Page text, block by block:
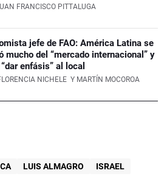
FRANCISCO PITTALUGA
jefe de FAO: América Latina se
mucho del “mercado internacional” y
enfásis” al local
NICHELE Y MARTÍN MOCOROA
LUIS ALMAGRO
ISRAEL